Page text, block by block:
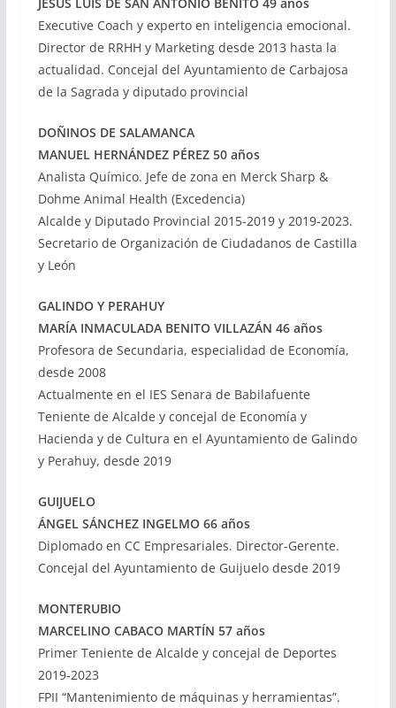
Executive Coach y experto en inteligencia emocional.
Director de RRHH y Marketing desde 2013 hasta la
actualidad. Concejal del Ayuntamiento de Carbajosa
de la Sagrada y diputado provincial
DOÑINOS DE SALAMANCA
MANUEL HERNÁNDEZ PÉREZ 50 años
Analista Químico. Jefe de zona en Merck Sharp &
Dohme Animal Health (Excedencia)
Alcalde y Diputado Provincial 2015-2019 y 2019-2023.
Secretario de Organización de Ciudadanos de Castilla
y León
GALINDO Y PERAHUY
MARÍA INMACULADA BENITO VILLAZÁN 46 años
Profesora de Secundaria, especialidad de Economía,
desde 2008
Actualmente en el IES Senara de Babilafuente
Teniente de Alcalde y concejal de Economía y
Hacienda y de Cultura en el Ayuntamiento de Galindo
y Perahuy, desde 2019
GUIJUELO
ÁNGEL SÁNCHEZ INGELMO 66 años
Diplomado en CC Empresariales. Director-Gerente.
Concejal del Ayuntamiento de Guijuelo desde 2019
MONTERUBIO
MARCELINO CABACO MARTÍN 57 años
Primer Teniente de Alcalde y concejal de Deportes
2019-2023
FPII “Mantenimiento de máquinas y herramientas”.